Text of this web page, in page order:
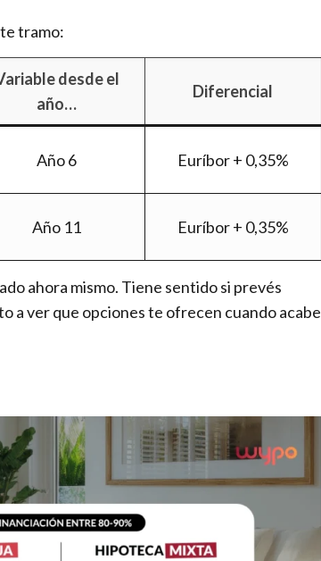
tramo:
desde el
año…
Diferencial
Año 6 Euríbor + 0,35%
Año 11 Euríbor + 0,35%
ahora mismo. Tiene sentido si prevés
a ver que opciones te ofrecen cuando acabe